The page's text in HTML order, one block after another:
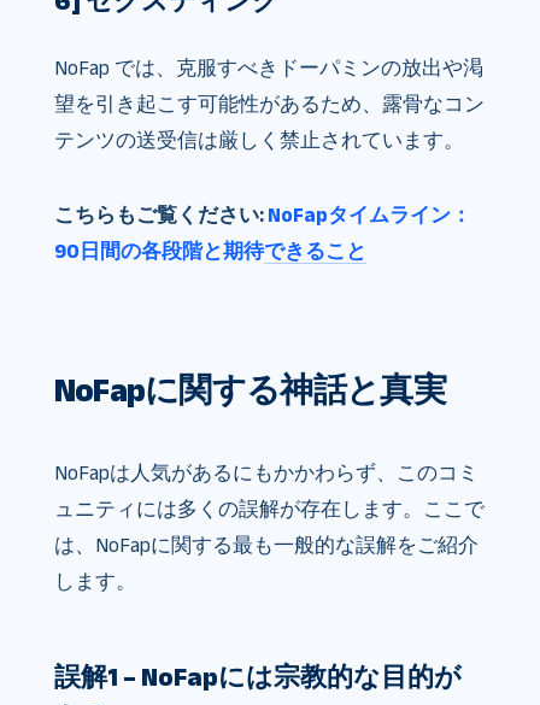
NoFap では、克服すべきドーパミンの放出や渇
望を引き起こす可能性があるため、露骨なコン
テンツの送受信は厳しく禁止されています。
こちらもご覧ください:NoFapタイムライン：
90日間の各段階と期待できること
NoFapに関する神話と真実
NoFapは人気があるにもかかわらず、このコミ
ュニティには多くの誤解が存在​​します。ここで
は、NoFapに関する最も一般的な誤解をご紹介
します。
誤解1 – NoFapには宗教的な目的が